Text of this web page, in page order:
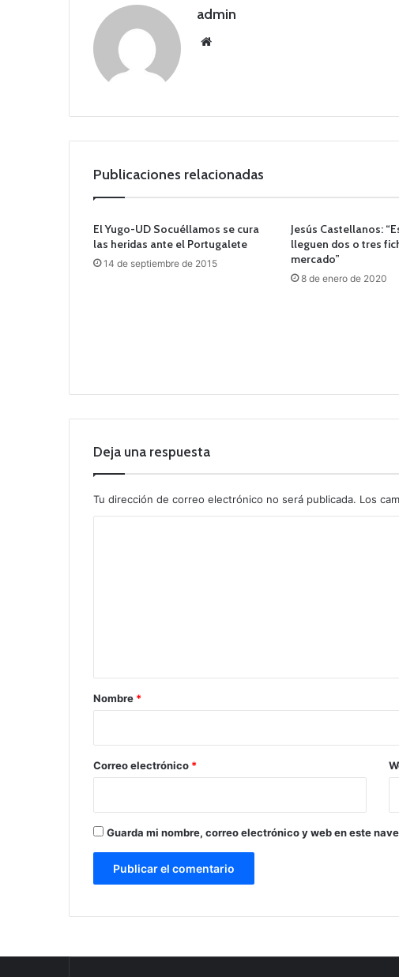
admin
Publicaciones relacionadas
El Yugo-UD Socuéllamos se cura
las heridas ante el Portugalete
14 de septiembre de 2015
Jesús Castellanos:
lleguen dos o tres
mercado”
8 de enero de 2020
Deja una respuesta
Tu dirección de correo electrónico no será publicada. Los
r
*
Nombre *
Correo electrónico *
Guarda mi nombre, correo electrónico y web en este